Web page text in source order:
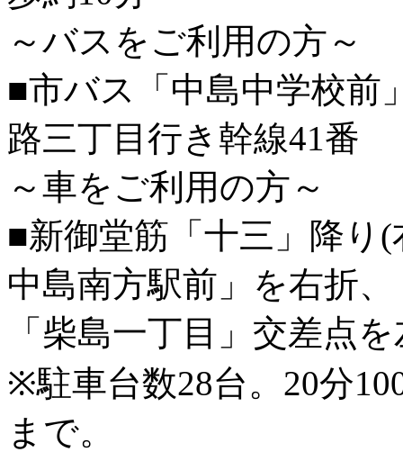
～バスをご利用の方～
■市バス「中島中学校前
路三丁目行き幹線41番
～車をご利用の方～
■新御堂筋「十三」降り
中島南方駅前」を右折、
「柴島一丁目」交差点
※駐車台数28台。20分
まで。